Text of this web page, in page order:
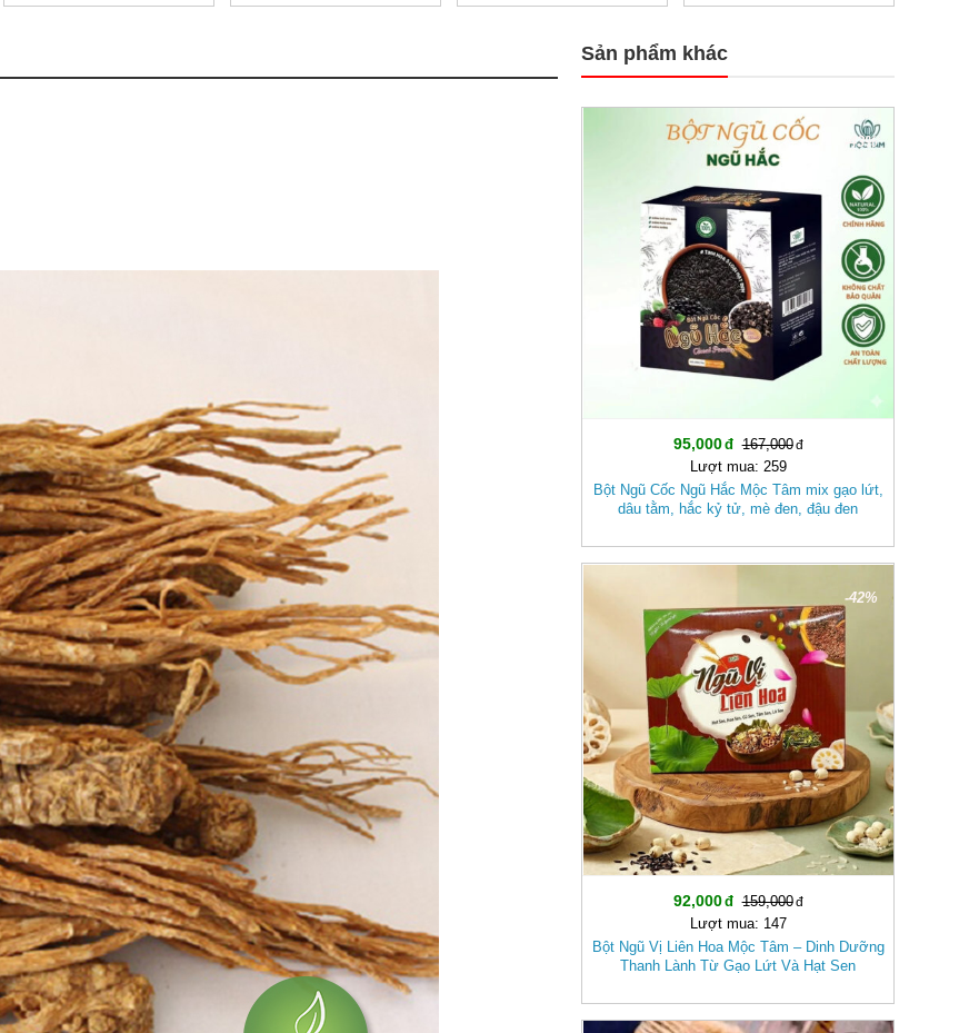
Sản phẩm khác
-43%
95,000
167,000
Lượt mua: 259
Bột Ngũ Cốc Ngũ Hắc Mộc Tâm mix gạo lứt,
dâu tằm, hắc kỷ tử, mè đen, đậu đen
-42%
92,000
159,000
Lượt mua: 147
Bột Ngũ Vị Liên Hoa Mộc Tâm – Dinh Dưỡng
Thanh Lành Từ Gạo Lứt Và Hạt Sen